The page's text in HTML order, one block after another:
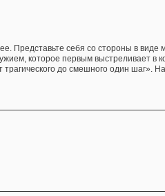
Представьте себя со стороны в
которое первым выстреливает в
до смешного один шаг».